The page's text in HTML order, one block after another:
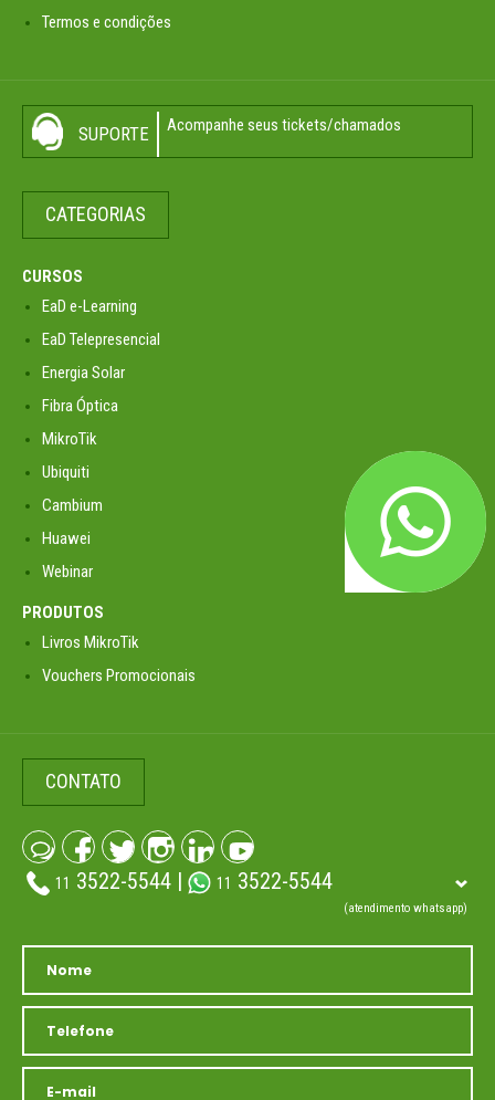
Termos e condições
SUPORTE Acompanhe seus tickets/chamados
CATEGORIAS
CURSOS
EaD e-Learning
EaD Telepresencial
Energia Solar
Fibra Óptica
MikroTik
Ubiquiti
Cambium
Huawei
Webinar
PRODUTOS
Livros MikroTik
Vouchers Promocionais
CONTATO
11 3522-5544 | 11 3522-5544
(atendimento whatsapp)